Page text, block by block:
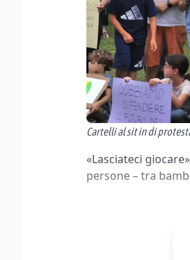
Cartelli al sit in di
«Lasciateci
persone – tra